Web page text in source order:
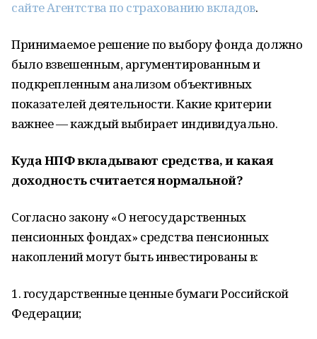
сайте Агентства по страхованию вкладов.
Принимаемое решение по выбору фонда должно
было взвешенным, аргументированным и
подкрепленным анализом объективных
показателей деятельности. Какие критерии
важнее — каждый выбирает индивидуально.
Куда НПФ вкладывают средства, и какая
доходность считается нормальной?
Согласно закону «О негосударственных
пенсионных фондах» средства пенсионных
накоплений могут быть инвестированы в:
1. государственные ценные бумаги Российской
Федерации;